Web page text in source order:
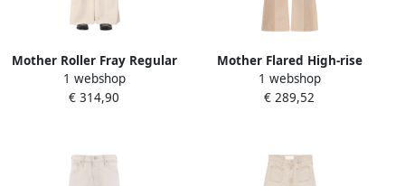
Mother Roller Fray Regular
Jeans Beige Dames
1 webshop
€ 314,90
Mother Flared High-rise
Jeans met Metalen
klinknagels Beige Dames
1 webshop
€ 289,52